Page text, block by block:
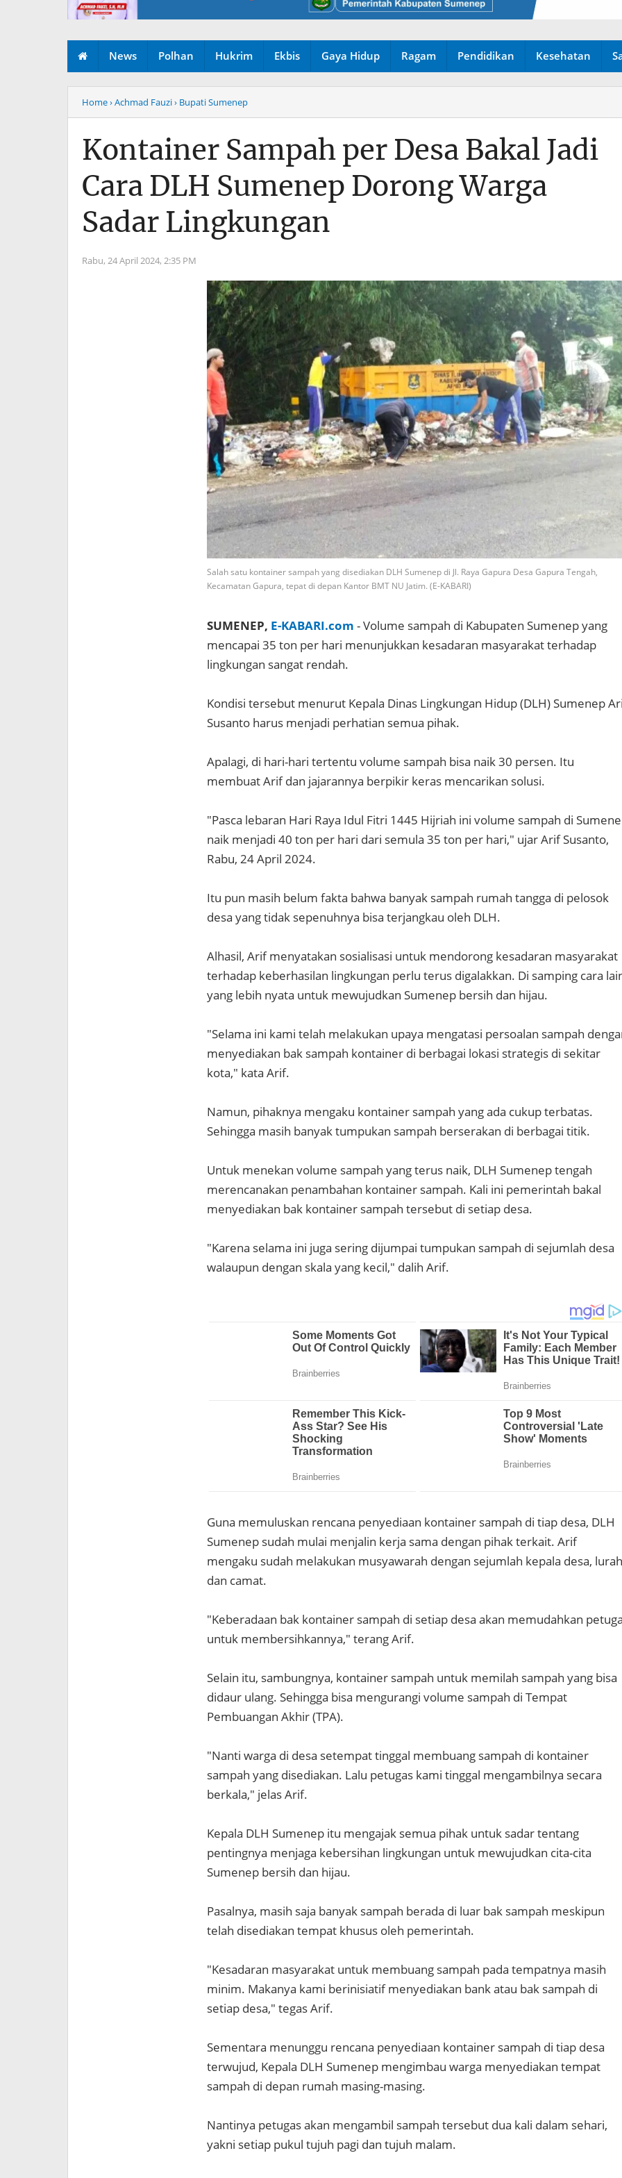
News Polhan Hukrim Ekbis Gaya Hidup Ragam Pendidikan Kesehatan
Home› Achmad Fauzi› Bupati Sumenep
Kontainer Sampah per Desa Bakal Jadi
Cara DLH Sumenep Dorong Warga
Sadar Lingkungan
Rabu, 24 April 2024, 2:35 PM
Salah satu kontainer sampah yang disediakan DLH Sumenep di Jl. Raya Gapura Desa Gapura Tengah,
Kecamatan Gapura, tepat di depan Kantor BMT NU Jatim. (E-KABARI)
SUMENEP, E-KABARI.com - Volume sampah di Kabupaten Sumenep yang
mencapai 35 ton per hari menunjukkan kesadaran masyarakat terhadap
lingkungan sangat rendah.
Kondisi tersebut menurut Kepala Dinas Lingkungan Hidup (DLH) Sumenep
Susanto harus menjadi perhatian semua pihak.
Apalagi, di hari-hari tertentu volume sampah bisa naik 30 persen. Itu
membuat Arif dan jajarannya berpikir keras mencarikan solusi.
"Pasca lebaran Hari Raya Idul Fitri 1445 Hijriah ini volume sampah di
naik menjadi 40 ton per hari dari semula 35 ton per hari," ujar Arif Susanto,
Rabu, 24 April 2024.
Itu pun masih belum fakta bahwa banyak sampah rumah tangga di pelosok
desa yang tidak sepenuhnya bisa terjangkau oleh DLH.
Alhasil, Arif menyatakan sosialisasi untuk mendorong kesadaran masyarakat
terhadap keberhasilan lingkungan perlu terus digalakkan. Di samping cara
yang lebih nyata untuk mewujudkan Sumenep bersih dan hijau.
"Selama ini kami telah melakukan upaya mengatasi persoalan sampah
menyediakan bak sampah kontainer di berbagai lokasi strategis di sekitar
kota," kata Arif.
Namun, pihaknya mengaku kontainer sampah yang ada cukup terbatas.
Sehingga masih banyak tumpukan sampah berserakan di berbagai titik.
Untuk menekan volume sampah yang terus naik, DLH Sumenep tengah
merencanakan penambahan kontainer sampah. Kali ini pemerintah bakal
menyediakan bak kontainer sampah tersebut di setiap desa.
"Karena selama ini juga sering dijumpai tumpukan sampah di sejumlah desa
walaupun dengan skala yang kecil," dalih Arif.
Guna memuluskan rencana penyediaan kontainer sampah di tiap desa, DLH
Sumenep sudah mulai menjalin kerja sama dengan pihak terkait. Arif
mengaku sudah melakukan musyawarah dengan sejumlah kepala desa, lurah
dan camat.
"Keberadaan bak kontainer sampah di setiap desa akan memudahkan
untuk membersihkannya," terang Arif.
Selain itu, sambungnya, kontainer sampah untuk memilah sampah yang bisa
didaur ulang. Sehingga bisa mengurangi volume sampah di Tempat
Pembuangan Akhir (TPA).
"Nanti warga di desa setempat tinggal membuang sampah di kontainer
sampah yang disediakan. Lalu petugas kami tinggal mengambilnya secara
berkala," jelas Arif.
Kepala DLH Sumenep itu mengajak semua pihak untuk sadar tentang
pentingnya menjaga kebersihan lingkungan untuk mewujudkan cita-cita
Sumenep bersih dan hijau.
Pasalnya, masih saja banyak sampah berada di luar bak sampah meskipun
telah disediakan tempat khusus oleh pemerintah.
"Kesadaran masyarakat untuk membuang sampah pada tempatnya masih
minim. Makanya kami berinisiatif menyediakan bank atau bak sampah di
setiap desa," tegas Arif.
Sementara menunggu rencana penyediaan kontainer sampah di tiap desa
terwujud, Kepala DLH Sumenep mengimbau warga menyediakan tempat
sampah di depan rumah masing-masing.
Nantinya petugas akan mengambil sampah tersebut dua kali dalam sehari,
yakni setiap pukul tujuh pagi dan tujuh malam.